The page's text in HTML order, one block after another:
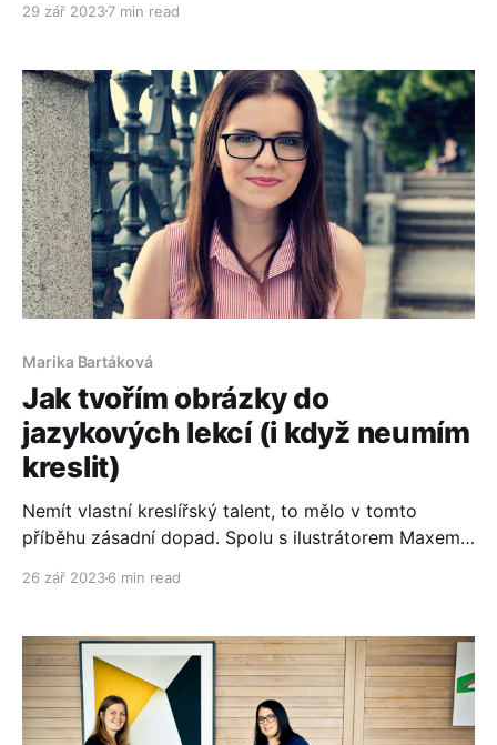
29 zář 20237 min read
Marika Bartáková
Jak tvořím obrázky do
jazykových lekcí (i když neumím
kreslit)
Nemít vlastní kreslířský talent, to mělo v tomto
příběhu zásadní dopad. Spolu s ilustrátorem Maxem
26 zář 20236 min read